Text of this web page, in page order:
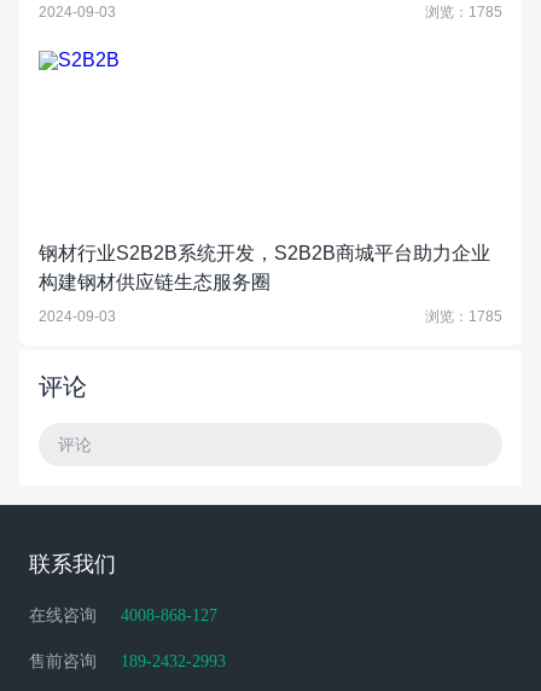
2024-09-03 浏览：1785
钢材行业S2B2B系统开发，S2B2B商城平台助力企业
构建钢材供应链生态服务圈
2024-09-03 浏览：1785
评论
评论
联系我们
在线咨询 4008-868-127
售前咨询 189-2432-2993